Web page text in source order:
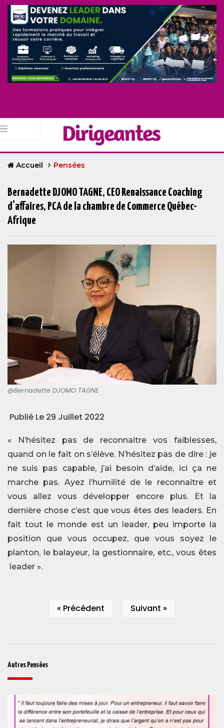
Accueil Pensées
Bernadette DJOMO TAGNE, CEO Renaissance Coaching
d'affaires, PCA de la chambre de Commerce Québec-
Afrique
@Bernadette DJOMO TAGNE
Publié Le 29 Juillet 2022
« N’hésitez pas de reconnaitre vos faiblesses,
quand on le fait on s’élève. N’hésitez pas de dire : je
ne suis pas capable, j’ai besoin d’aide, ici ça ne
marche pas. Ayez l’humilité de le reconnaitre et
vous allez vous développer encore plus. Et la
dernière chose c’est que vous êtes des leaders. En
fait tout le monde est un leader, peu importe la
position que vous occupez, que vous soyez le
planton, le balayeur, la gestionnaire, etc., vous êtes
leader ».
« Précédent Suivant »
Autres Pensées